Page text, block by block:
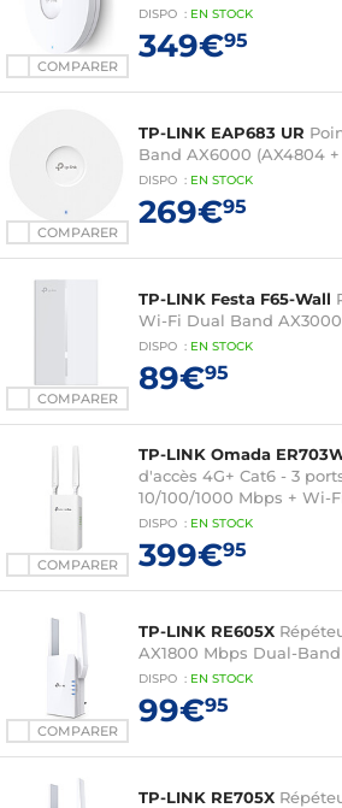
COMPARER
DISPO : EN STOCK
349€95
COMPARER
TP-LINK EAP683 UR
Band AX6000 (AX4804 +
DISPO : EN STOCK
269€95
COMPARER
TP-LINK Festa F65-Wall
Wi-Fi Dual Band AX3000
DISPO : EN STOCK
89€95
COMPARER
TP-LINK Omada
d'accès 4G+ Cat6 - 3
10/100/1000 Mbps + Wi-
DISPO : EN STOCK
399€95
COMPARER
TP-LINK RE605X
AX1800 Mbps Dual-Band
DISPO : EN STOCK
99€95
TP-LINK RE705X